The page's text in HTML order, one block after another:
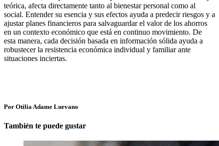
teórica, afecta directamente tanto al bienestar personal como al
social. Entender su esencia y sus efectos ayuda a predecir riesgos y a
ajustar planes financieros para salvaguardar el valor de los ahorros
en un contexto económico que está en continuo movimiento. De
esta manera, cada decisión basada en información sólida ayuda a
robustecer la resistencia económica individual y familiar ante
situaciones inciertas.
Por Otilia Adame Luevano
También te puede gustar